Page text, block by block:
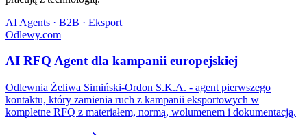
AI Agents · B2B · Eksport
Odlewy.com
AI RFQ Agent dla kampanii europejskiej
Odlewnia Żeliwa Simiński-Ordon S.K.A. - agent pierwszego
kontaktu, który zamienia ruch z kampanii eksportowych w
kompletne RFQ z materiałem, normą, wolumenem i dokumentacją.